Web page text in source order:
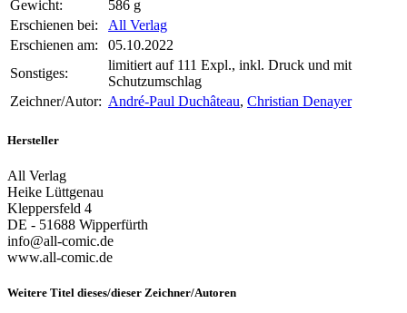
Gewicht:
586 g
Erschienen bei:
All Verlag
Erschienen am:
05.10.2022
Sonstiges:
limitiert auf 111 Expl., inkl. Druck und mit
Schutzumschlag
Zeichner/Autor: André-Paul Duchâteau, Christian Denayer
Hersteller
All Verlag
Heike Lüttgenau
Kleppersfeld 4
DE - 51688 Wipperfürth
info@all-comic.de
www.all-comic.de
Weitere Titel dieses/dieser Zeichner/Autoren